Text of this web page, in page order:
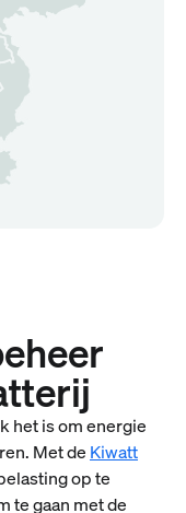
het is om energie
Met de Kiwatt
op te
te gaan met de